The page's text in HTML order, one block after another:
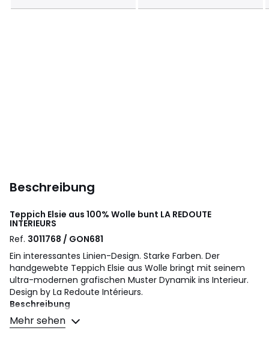
Beschreibung
Teppich Elsie aus 100% Wolle bunt LA REDOUTE
INTERIEURS
Ref. 3011768 / GON681
Ein interessantes Linien-Design. Starke Farben. Der
handgewebte Teppich Elsie aus Wolle bringt mit seinem
ultra-modernen grafischen Muster Dynamik ins Interieur.
Design by La Redoute Intérieurs.
Beschreibung
• 100% Wolle
• 4000 g/m²
Mehr sehen